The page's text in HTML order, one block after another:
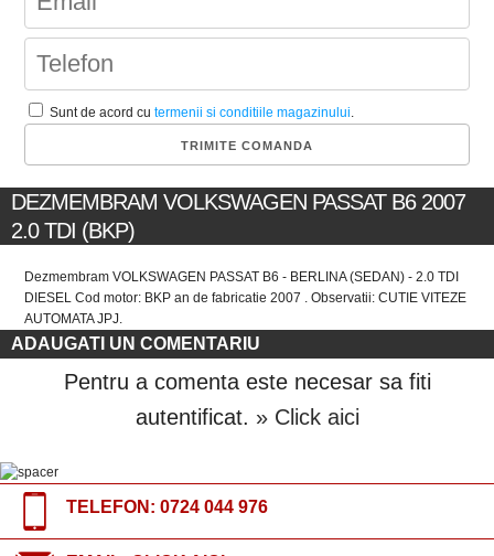
Sunt de acord cutermenii si conditiile magazinului.
DEZMEMBRAM VOLKSWAGEN PASSAT B6 2007
2.0 TDI (BKP)
Dezmembram VOLKSWAGEN PASSAT B6 - BERLINA (SEDAN) - 2.0 TDI
DIESEL Cod motor: BKP an de fabricatie 2007 . Observatii: CUTIE VITEZE
AUTOMATA JPJ.
ADAUGATI UN COMENTARIU
Pentru a comenta este necesar sa fiti
autentificat. » Click aici
TELEFON: 0724 044 976